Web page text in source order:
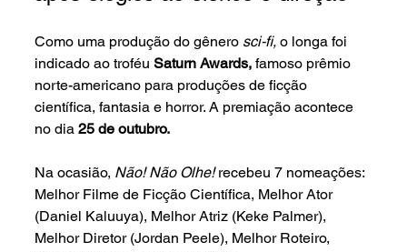
Como uma produção do gênero sci-fi, o longa foi
indicado ao troféu Saturn Awards, famoso prêmio
norte-americano para produções de ficção
científica, fantasia e horror. A premiação acontece
no dia 25 de outubro.
Na ocasião, Não! Não Olhe! recebeu 7 nomeações:
Melhor Filme de Ficção Científica, Melhor Ator
(Daniel Kaluuya), Melhor Atriz (Keke Palmer),
Melhor Diretor (Jordan Peele), Melhor Roteiro,